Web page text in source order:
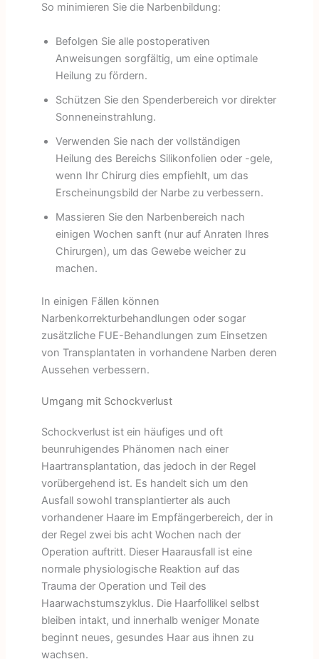
So minimieren Sie die Narbenbildung:
Befolgen Sie alle postoperativen
Anweisungen sorgfältig, um eine optimale
Heilung zu fördern.
Schützen Sie den Spenderbereich vor direkter
Sonneneinstrahlung.
Verwenden Sie nach der vollständigen
Heilung des Bereichs Silikonfolien oder -gele,
wenn Ihr Chirurg dies empfiehlt, um das
Erscheinungsbild der Narbe zu verbessern.
Massieren Sie den Narbenbereich nach
einigen Wochen sanft (nur auf Anraten Ihres
Chirurgen), um das Gewebe weicher zu
machen.
In einigen Fällen können
Narbenkorrekturbehandlungen oder sogar
zusätzliche FUE-Behandlungen zum Einsetzen
von Transplantaten in vorhandene Narben deren
Aussehen verbessern.
Umgang mit Schockverlust
Schockverlust ist ein häufiges und oft
beunruhigendes Phänomen nach einer
Haartransplantation, das jedoch in der Regel
vorübergehend ist. Es handelt sich um den
Ausfall sowohl transplantierter als auch
vorhandener Haare im Empfängerbereich, der in
der Regel zwei bis acht Wochen nach der
Operation auftritt. Dieser Haarausfall ist eine
normale physiologische Reaktion auf das
Trauma der Operation und Teil des
Haarwachstumszyklus. Die Haarfollikel selbst
bleiben intakt, und innerhalb weniger Monate
beginnt neues, gesundes Haar aus ihnen zu
wachsen.